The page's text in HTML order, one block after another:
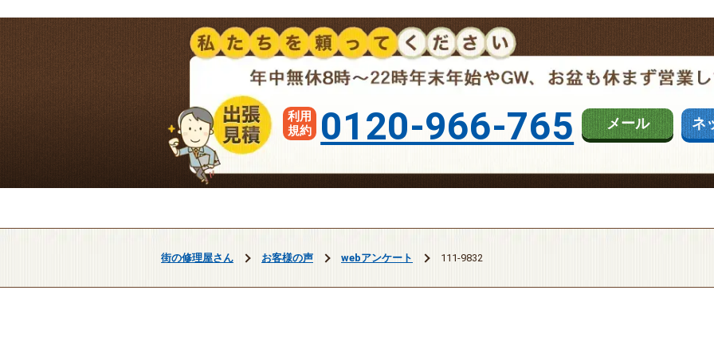
利用
規約
0120-966-765 メール ネ
街の修理屋さん お客様の声 webアンケート 111-9832